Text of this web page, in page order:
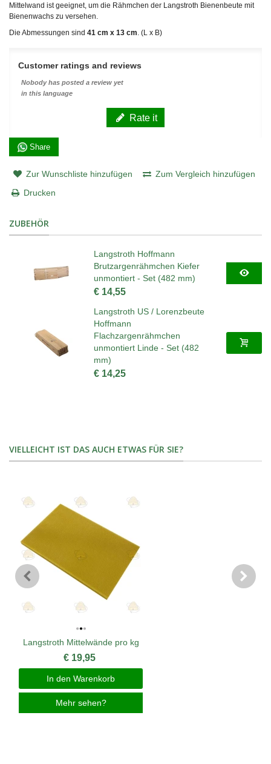
Mittelwand ist geeignet, um die Rähmchen der Langstroth Bienenbeute mit
Bienenwachs zu versehen.
Die Abmessungen sind 41 cm x 13 cm. (L x B)
Customer ratings and reviews
Nobody has posted a review yet
in this language
Rate it
Share
Zur Wunschliste hinzufügen
Zum Vergleich hinzufügen
Drucken
ZUBEHÖR
Langstroth Hoffmann
Brutzargenrähmchen Kiefer
unmontiert - Set (482 mm)
€ 14,55
Langstroth US / Lorenzbeute
Hoffmann
Flachzargenrähmchen
unmontiert Linde - Set (482
mm)
€ 14,25
VIELLEICHT IST DAS AUCH ETWAS FÜR SIE?
Langstroth Mittelwände pro kg
€ 19,95
In den Warenkorb
Mehr sehen?